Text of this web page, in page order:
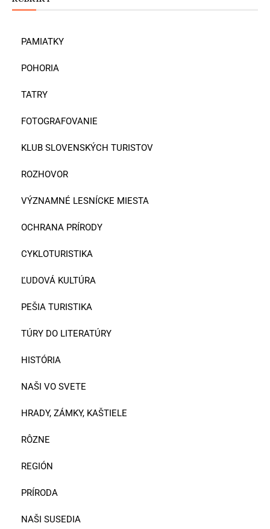
PAMIATKY
POHORIA
TATRY
FOTOGRAFOVANIE
KLUB SLOVENSKÝCH TURISTOV
ROZHOVOR
VÝZNAMNÉ LESNÍCKE MIESTA
OCHRANA PRÍRODY
CYKLOTURISTIKA
ĽUDOVÁ KULTÚRA
PEŠIA TURISTIKA
TÚRY DO LITERATÚRY
HISTÓRIA
NAŠI VO SVETE
HRADY, ZÁMKY, KAŠTIELE
RÔZNE
REGIÓN
PRÍRODA
NAŠI SUSEDIA